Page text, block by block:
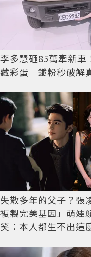
李多慧砸85萬牽新車
藏彩蛋 鐵粉秒破解
失散多年的父子？張
複製完美基因」萌娃
笑：本人都生不出這